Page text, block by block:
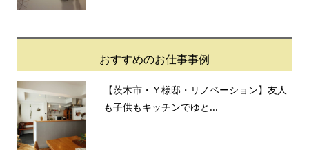
おすすめのお仕事事例
【茨木市・Ｙ様邸・リノベーション】友人
も子供もキッチンでゆと...